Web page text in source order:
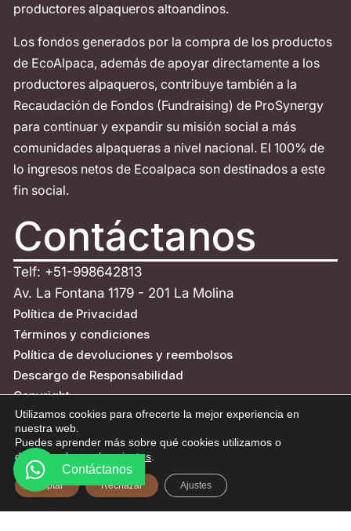
productores alpaqueros altoandinos.
Los fondos generados por la compra de los productos
de EcoAlpaca, además de apoyar directamente a los
productores alpaqueros, contribuye también a la
Recaudación de Fondos (Fundraising) de ProSynergy
para continuar y expandir su misión social a más
comunidades alpaqueras a nivel nacional. El 100% de
lo ingresos netos de Ecoalpaca son destinados a este
fin social.
Contáctanos
Telf: +51-998642813
Av. La Fontana 1179 - 201 La Molina
Política de Privacidad
Términos y condiciones
Política de devoluciones y reembolsos
Descargo de Responsabilidad
Copyright
ESCRÍBENOS
Utilizamos cookies para ofrecerte la mejor experiencia en
nuestra web.
Puedes aprender más sobre qué cookies utilizamos o
desactivarlas en losajustes
Aceptar Rechazar Ajustes
Contáctanos